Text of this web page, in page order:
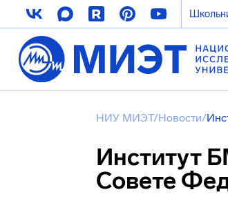
НИУ МИЭТ/Новости/
Институт
Совете